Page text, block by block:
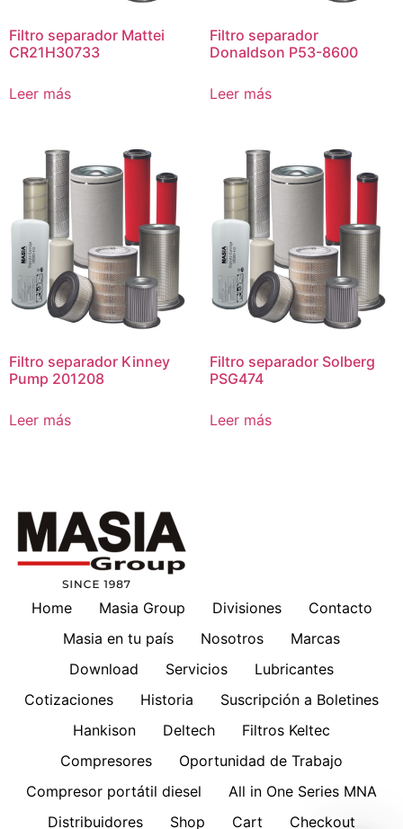
Filtro separador Mattei
CR21H30733
Leer más
Filtro separador
Donaldson P53-8600
Leer más
Filtro separador Kinney
Pump 201208
Leer más
Filtro separador Solberg
PSG474
Leer más
Home Masia Group Divisiones
Contacto
Masia en tu país
Nosotros
Marcas
Download
Servicios
Lubricantes
Cotizaciones
Historia
Suscripción a Boletines
Hankison
Deltech
Filtros Keltec
Compresores
Oportunidad de Trabajo
Compresor portátil diesel
All in One Series MNA
Distribuidores
Shop Cart Checkout